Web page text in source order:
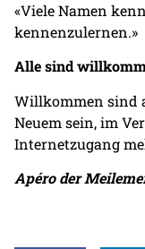
«Viele Namen
kennenzulernen.»
Alle sind
Willkommen sind
Neuem sein, im
Internetzugang
Apéro der